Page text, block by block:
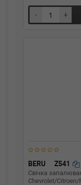
- +
BERU Z541
Свічка
Chevrolet/